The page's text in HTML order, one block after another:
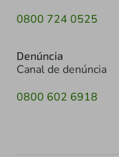
0800 724 0525
Denúncia
Canal de denúncia
0800 602 6918